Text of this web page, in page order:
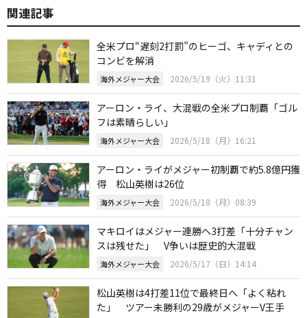
関連記事
全米プロ“遅刻2打罰”のヒーゴ、キャディとの
コンビを解消
海外メジャー大会 2026/5/19（火）11:31
アーロン・ライ、大混戦の全米プロ制覇「ゴル
フは素晴らしい」
海外メジャー大会 2026/5/18（月）16:21
アーロン・ライがメジャー初制覇で約5.8億円獲
得 松山英樹は26位
海外メジャー大会 2026/5/18（月）08:39
マキロイはメジャー連勝へ3打差「十分チャン
スは残せた」 V争いは歴史的大混戦
海外メジャー大会 2026/5/17（日）14:14
松山英樹は4打差11位で最終日へ「よく粘れ
た」 ツアー未勝利の29歳がメジャーV王手